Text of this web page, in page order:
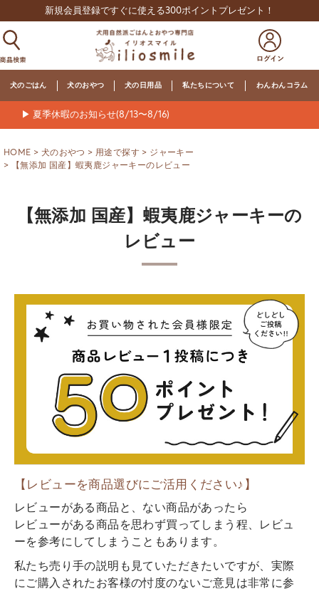
新規会員登録ですぐに使える300ポイントプレゼント！
犬のごはん 犬のおやつ 犬の日用品 私たちについて わんわんコラム
▶ 夏季休暇のお知らせ(8/13〜8/16)
HOME 犬のおやつ 用途で探す
ジャーキー
【無添加 国産】蝦夷鹿ジャーキーのレビュー
【無添加 国産】蝦夷鹿ジャーキーの
レビュー
【レビューを商品選びにご活用ください♪】
レビューがある商品と、ない商品があったら
レビューがある商品を思わず買ってしまう程、レビュ
ーを参考にしてしまうこともあります。
私たち売り手の説明も見ていただきたいですが、実際
にご購入されたお客様の忖度のないご意見は非常に参